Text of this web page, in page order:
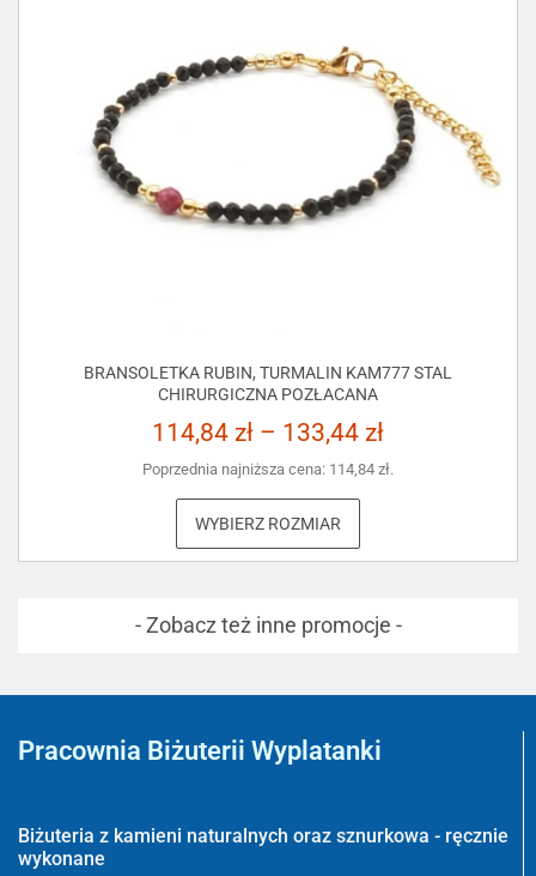
BRANSOLETKA RUBIN, TURMALIN KAM777 STAL
CHIRURGICZNA POZŁACANA
114,84 zł – 133,44 zł
Poprzednia najniższa cena: 114,84 zł.
WYBIERZ ROZMIAR
- Zobacz też inne promocje -
Pracownia Biżuterii Wyplatanki
Biżuteria z kamieni naturalnych oraz sznurkowa - ręcznie
wykonane